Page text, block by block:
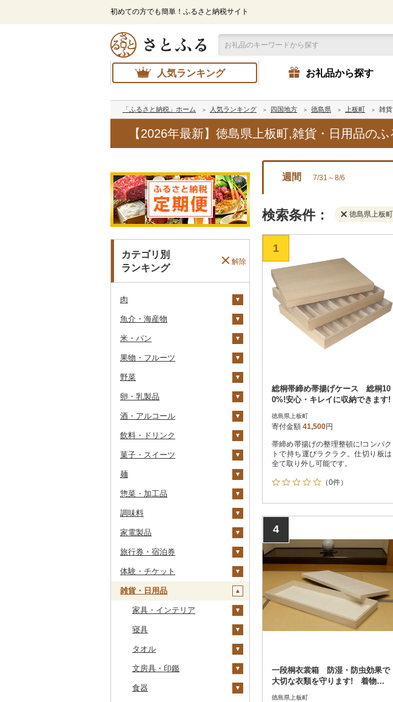
初めての方でも簡単！ふるさと納税サイト
人気ランキング お礼品から探す
「ふるさと納税」ホーム 人気ランキング 四国地方 徳島県 上板町 雑
【2026年最新】徳島県上板町,雑貨・日用品の
カテゴリ別
ランキング
解除
肉
牛肉（精肉）
ステーキ
すき焼き
焼肉
牛タン
和牛
黒毛和牛
仙台牛
米沢牛
山形牛
常陸牛
上州牛
飛騨牛
近江牛
神戸牛・神戸ビーフ
但馬牛
土佐あかうし
佐賀牛
牛肉（加工品）
ハンバーグ
ローストビーフ
ビーフジャーキー
その他牛肉（加工品）
豚肉（精肉）
すき焼き
しゃぶしゃぶ
焼肉
アグー豚
豚肉（加工品）
ハンバーグ
もつ鍋
ハム
ソーセージ・ウインナ
鶏肉
鶏肉（精肉）
ハム・ソーセージ
唐揚げ
水炊き
地鶏
赤鶏さつま
その他鶏肉
鹿肉
馬肉
羊肉・ラム肉（ジンギス
魚介・海産物
カニ
ズワイガニ
毛ガニ
かにしゃぶ
その他カニ
エビ
ボタンエビ
伊勢海老
その他エビ
いくら
うに
明太子・たらこ
明太子
たらこ
その他魚卵
数の子
キャビア
その他魚卵
貝
鮑（アワビ）
牡蠣（カキ）
あさり
しじみ
サザエ
はまぐり
その他貝
鮮魚
鮭・サーモン
マグロ
イワシ
カツオ
金目鯛
クエ
くじら
サバ
さんま
鯛
イカ・タコ
イカ
タコ
海苔・海藻
海苔
わかめ
ひじき
その他海苔・海藻
干物
ししゃも
その他干物
その他魚介・加工品
しらす・ちりめん
かまぼこ・練り製品
その他魚介・加工品
米・パン
米
無洗米
玄米
金芽米
ゆめぴりか
コシヒカリ
はえぬき
さがびより
あきたこまち
ひとめぼれ
ミルキークィーン
ななつぼし
その他米
雑穀
餅
その他穀物加工品
パン
果物・フルーツ
ぶどう・マスカット
巨峰
ナガノパープル
ピオーネ
デラウェア
その他ぶどう・マスカ
いちご
りんご
もも
メロン
梨
和梨
洋梨・ラフランス
マンゴー
みかん・柑橘
みかん
レモン
不知火・デコポン
せとか
文旦
まどんな
ポンカン
その他柑橘
すいか
キウイ
柿（カキ）
ドライフルーツ
干し柿
干し芋
その他ドライフルーツ
その他果物
びわ
ブルーベリー
パイナップル
野菜
いも
じゃがいも
さつまいも
その他いも
トマト
フルーツトマト
ミニトマト
玉ねぎ
ねぎ
根菜
人参
大根
自然薯
レンコン
にんにく・生姜
その他根菜
アスパラガス
豆
きのこ
しいたけ
松茸
その他きのこ
その他野菜
山菜
かぼちゃ
茄子
レタス
その他野菜
卵・乳製品
卵
チーズ
ヨーグルト
バター
その他乳製品
酒・アルコール
ビール・発泡酒
ビール
地ビール・クラフトビ
日本酒
純米吟醸
大吟醸
吟醸
その他日本酒
芋焼酎
麦焼酎
米焼酎
黒糖焼酎
その他焼酎
梅酒
泡盛
ワイン
白ワイン
赤ワイン
シャンパン・スパーク
リングワイン
ウイスキー
リキュール・洋酒
甘酒
ノンアルコール
その他酒
飲料・ドリンク
水・ミネラルウォーター
飲料
コーヒー豆
粉
ドリップ
茶
飲料
茶葉・ティーバッグ
静岡茶
足柄茶
知覧茶
八女茶
その他茶
果汁飲料
りんごジュース
みかんジュース（オレ
その他果汁飲料
紅茶
飲料
茶葉・ティーバッグ
その他飲料・ジュース
野菜ジュース
炭酸飲料
豆乳
その他飲料・ジュース
菓子・スイーツ
クッキー
焼き菓子
プリン
ゼリー
チョコレート
カステラ
アイス・ジェラート
その他洋菓子
煎餅・おかき
羊羹
饅頭
麺
ラーメン
うどん
そば
パスタ
ひやむぎ
そうめん
その他麺
惣菜・加工品
惣菜
餃子
シュウマイ
コロッケ
その他惣菜
カレー・シチュー
カレー
シチュー
鍋
肉
魚
その他鍋
ピザ
レトルト
スープ
豆腐・納豆
豆腐
納豆
漬物
梅干
キムチ
缶詰・瓶詰
肉
乾物
調味料
砂糖
塩
醤油
味噌
酢
だし
食用油
えごま油
オリーブオイル
はちみつ
ドレッシング
家電製品
季節・空調家電
キッチン家電
照明器具
パソコン・周辺機器
TV・オーディオ・カメラ
美容・健康家電
カー用品
時計
旅行券・宿泊券
旅行券
JTBふるさと旅行クー
ポン（Eメール発行）
（紙券）
その他旅行券
宿泊券
体験・チケット
PayPay商品券
食事券
温泉・サウナ・スパ利用
雑貨・日用品
家具・インテリア
タンス
机・テーブル
椅子・チェア・ソファ
その他家具・インテリ
寝具
布団
枕
毛布
タオル
泉州タオル
その他タオル
文房具・印鑑
ボールペン
食器
週間 7/31～8/6
検索条件： 徳島県上板町
1
総桐帯締め帯揚げケース 総桐10
0%!安心・キレイに収納できます!
徳島県上板町
寄付金額 41,500円
帯締め帯揚げの整理整頓に!コンパク
トで持ち運びラクラク。仕切り板は
全て取り外し可能です。
（0件）
4
一段桐衣裳箱 防湿・防虫効果で
大切な衣類を守ります! 着物収
徳島県上板町